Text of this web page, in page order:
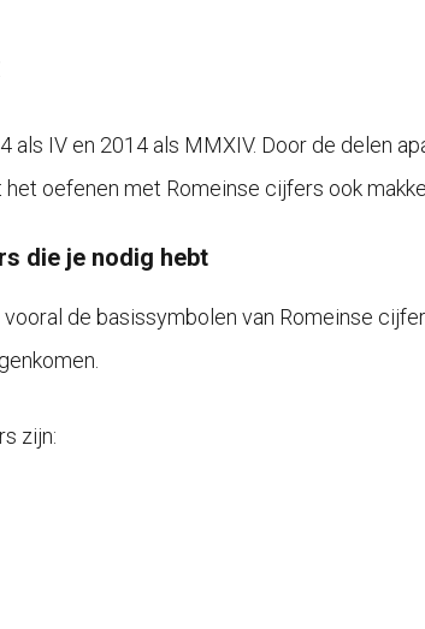
als IV en 2014 als MMXIV. Door de delen
oefenen met Romeinse cijfers ook
die je nodig hebt
de basissymbolen van Romeinse
zijn: